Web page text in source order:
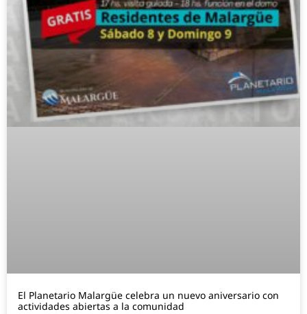
El Planetario Malargüe celebra un nuevo aniversario con
actividades abiertas a la comunidad